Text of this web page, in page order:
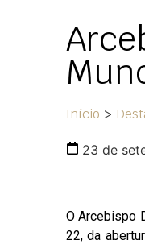
Início >
23 de
O Arcebispo
22, da